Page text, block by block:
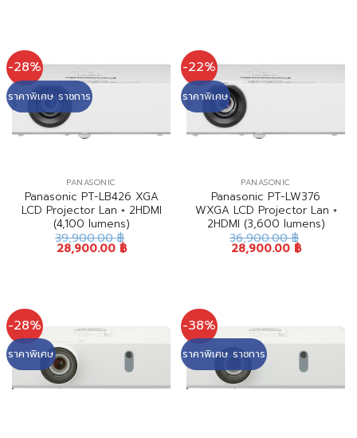
-28%
ราคาพิเศษ ราชการ
PANASONIC
Panasonic PT-LB426 XGA
LCD Projector Lan + 2HDMI
(4,100 lumens)
39,900.00฿
28,900.00 ฿
-22%
ราคาพิเศษ
PANASONIC
Panasonic PT-LW376
WXGA LCD Projector Lan +
2HDMI (3,600 lumens)
36,900.00฿
28,900.00 ฿
-28%
ราคาพิเศษ
-38%
ราคาพิเศษ ราชการ